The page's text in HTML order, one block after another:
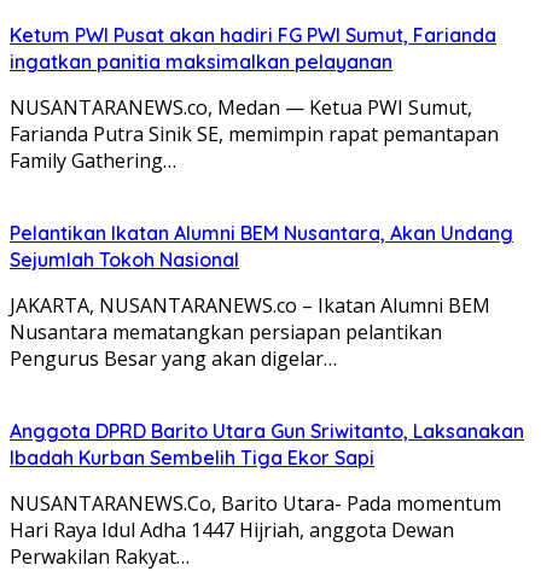
Ketum PWI Pusat akan hadiri FG PWI Sumut, Farianda
ingatkan panitia maksimalkan pelayanan
NUSANTARANEWS.co, Medan — Ketua PWI Sumut,
Farianda Putra Sinik SE, memimpin rapat pemantapan
Family Gathering…
Pelantikan Ikatan Alumni BEM Nusantara, Akan Undang
Sejumlah Tokoh Nasional
JAKARTA, NUSANTARANEWS.co – Ikatan Alumni BEM
Nusantara mematangkan persiapan pelantikan
Pengurus Besar yang akan digelar…
Anggota DPRD Barito Utara Gun Sriwitanto, Laksanakan
Ibadah Kurban Sembelih Tiga Ekor Sapi
NUSANTARANEWS.Co, Barito Utara- Pada momentum
Hari Raya Idul Adha 1447 Hijriah, anggota Dewan
Perwakilan Rakyat…